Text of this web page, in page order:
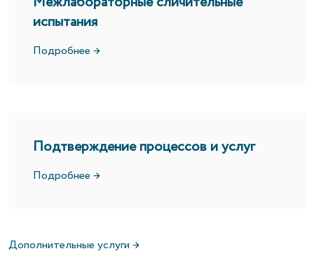
испытания
Подробнее →
Подтверждение процессов и услуг
Подробнее →
Дополнительные услуги →